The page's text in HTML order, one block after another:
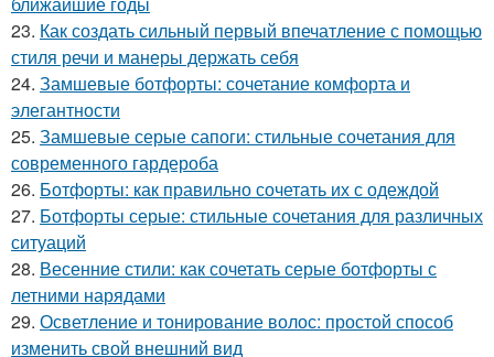
23. Как создать сильный первый впечатление с помощью
стиля речи и манеры держать себя
24. Замшевые ботфорты: сочетание комфорта и
элегантности
25. Замшевые серые сапоги: стильные сочетания для
современного гардероба
26. Ботфорты: как правильно сочетать их с одеждой
27. Ботфорты серые: стильные сочетания для различных
ситуаций
28. Весенние стили: как сочетать серые ботфорты с
летними нарядами
29. Осветление и тонирование волос: простой способ
изменить свой внешний вид